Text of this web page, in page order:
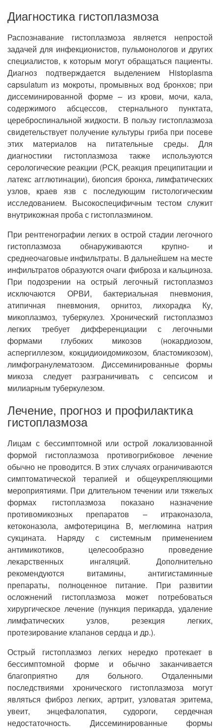
Диагностика гистоплазмоза
Распознавание гистоплазмоза является непростой
задачей для инфекционистов, пульмонологов и других
специалистов, к которым могут обращаться пациенты.
Диагноз подтверждается выделением Histoplasma
capsulatum из мокроты, промывных вод бронхов; при
диссеминированной форме – из крови, мочи, кала,
содержимого абсцессов, стернального пунктата,
цереброспинальной жидкости. В пользу гистоплазмоза
свидетельствует получение культуры гриба при посеве
этих материалов на питательные среды. Для
диагностики гистоплазмоза также используются
серологические реакции (РСК, реакция преципитации и
латекс агглютинации), биопсия бронха, лимфатических
узлов, краев язв с последующим гистологическим
исследованием. Высокоспецифичным тестом служит
внутрикожная проба с гистоплазмином.
При рентгенографии легких в острой стадии легочного
гистоплазмоза обнаруживаются крупно- и
среднеочаговые инфильтраты. В дальнейшем на месте
инфильтратов образуются очаги фиброза и кальциноза.
При подозрении на острый легочный гистоплазмоз
исключаются ОРВИ, бактериальная пневмония,
атипичная пневмония, орнитоз, лихорадка Ку,
микоплазмоз, туберкулез. Хронический гистоплазмоз
легких требует дифференциации с легочными
формами глубоких микозов (нокардиозом,
аспергиллезом, кокцидиоидомикозом, бластомикозом),
лимфогранулематозом. Диссеминированные формы
микоза следует разграничивать с сепсисом и
милиарным туберкулезом.
Лечение, прогноз и профилактика
гистоплазмоза
Лицам с бессимптомной или острой локализованной
формой гистоплазмоза противогрибковое лечение
обычно не проводится. В этих случаях ограничиваются
симптоматической терапией и общеукрепляющими
мероприятиями. При длительном течении или тяжелых
формах гистоплазмоза показано назначение
противомикозных препаратов – итраконазола,
кетоконазола, амфотерицина В, меглюмина натрия
сукцината. Наряду с системным применением
антимикотиков, целесообразно проведение
лекарственных ингаляций. Дополнительно
рекомендуются витамины, антигистаминные
препараты, полноценное питание. При развитии
осложнений гистоплазмоза может потребоваться
хирургическое лечение (пункция перикарда, удаление
лимфатических узлов, резекция легких,
протезирование клапанов сердца и др.).
Острый гистоплазмоз легких нередко протекает в
бессимптомной форме и обычно заканчивается
благоприятно для больного. Отдаленными
последствиями хронического гистоплазмоза могут
являться фиброз легких, артрит, узловатая эритема,
увеит, энцефалопатия, судороги, сердечная
недостаточность. Диссеминированные формы